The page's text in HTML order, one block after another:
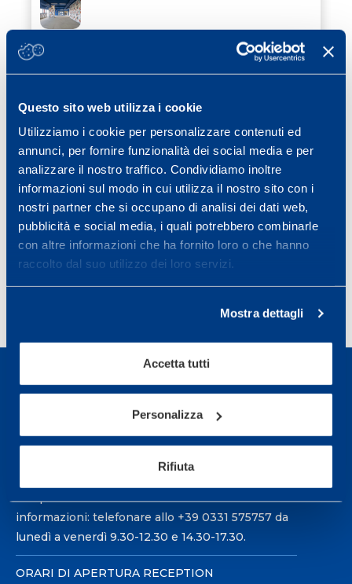
Questo sito web utilizza i cookie
Utilizziamo i cookie per personalizzare contenuti ed
annunci, per fornire funzionalità dei social media e per
analizzare il nostro traffico. Condividiamo inoltre
informazioni sul modo in cui utilizza il nostro sito con i
nostri partner che si occupano di analisi dei dati web,
pubblicità e social media, i quali potrebbero combinarle
con altre informazioni che ha fornito loro o che hanno
raccolto dal suo utilizzo dei loro servizi.
Mostra dettagli
Accetta tutti
Personalizza
Rifiuta
Leggi tutto
06 Dicembre 2023 / calcio
AL MAPEI STADIUM IL CONVEGNO DI
Leggi tutto
Sport Service Mapei S.r.l. - Via Busto Fagnano 38,
21057 Olgiate Olona (Varese) Italia.
Per prenotare una visita o avere ulteriori
informazioni: telefonare allo +39 0331 575757 da
lunedì a venerdì 9.30-12.30 e 14.30-17.30.
ORARI DI APERTURA RECEPTION